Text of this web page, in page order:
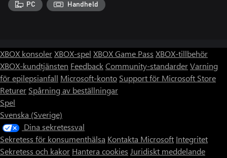
PC Handheld
XBOX konsolerXBOX-spel XBOX Game Pass XBOX-tillbehör
XBOX-kundtjänsten FeedbackCommunity-standarderVarning
för epilepsianfall Microsoft-konto Support för Microsoft Store
Returer Spårning av beställningar
Spel
Svenska (Sverige)
Dina sekretessval
Sekretess för konsumenthälsa Kontakta Microsoft Integritet
Sekretess och kakor Hantera cookies Juridiskt meddelande